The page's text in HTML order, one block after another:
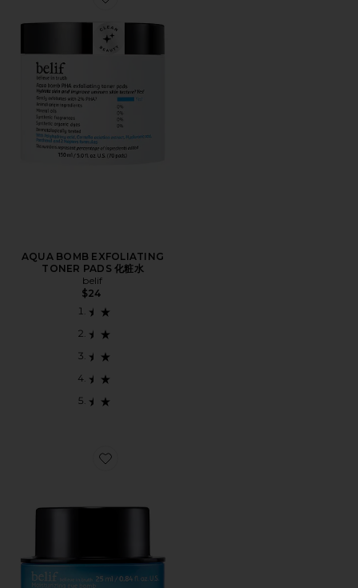
Favorite AQUA BOMB EXFOLIATING TONER PADS 化
AQUA BOMB EXFOLIATING
TONER PADS 化粧水
belif
$24
Favorite MOISTURIZING EYE BOMB モイスチャライザ